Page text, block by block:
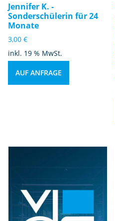
Jennifer K. -
Sonderschülerin für 24
Monate
3,00 €
inkl. 19 % MwSt.
AUF ANFRAGE